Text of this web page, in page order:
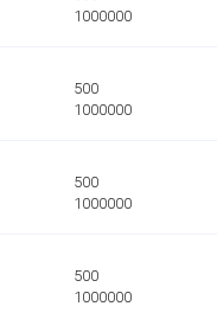
1000000
500
1000000
500
1000000
500
1000000